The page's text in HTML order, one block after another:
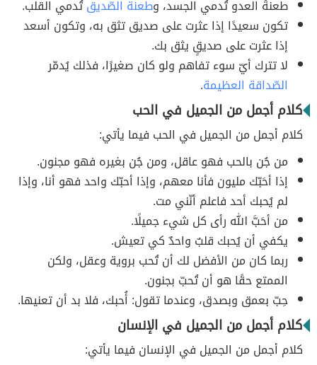
طعنةُ العدو تُدمي الجسد، وطعنة الصّديقتُدمي القلب.
تكون سعيدًا إذا عثرت على صديق تثق به، وتكون أسعد
إذا عثرت على صديقٍ يثق بك.
لا تترك أيّ سوء تفاهم ولو كان صغيرًا، فذلك يُدمّر
الصّداقة العظيمة.
كلام أجمل من الجميل في الحب
كلام أجمل من الجميل في الحب فيما يأتي:
من جُن بالحب فهو عاقل، ومن جُن بغيره فهو مجنون.
إذا أحَبّك مليون فأنا معهم، وإذا أحبّك واحد فهو أنا، وإذا
لم يُحبك أحد فاعلم أنّني مت.
من أحَبَّ الله رأى كل شيء جميلًا.
يكفي أن يُحبك قلبٌ واحدٌ كي تعيش.
ربما كان من الأفضل لك أن تُحب بروية وعقل، ولكن
الممتع حقًا هو أن تُحبّ بجنون.
حِبّ بعمق وبصدق، وعندما تقول: أُحبك، فلا بد أن تعنيها.
كلام أجمل من الجميل في الإنسان
كلام أجمل من الجميل في الإنسان فيما يأتي: